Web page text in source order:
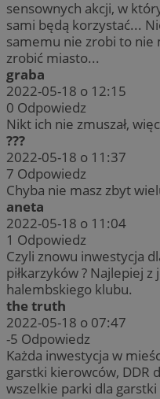
sensownych akcji, w
sami będą korzystać...
samemu nie zrobi to nie
zrobić miasto...
graba
2022-05-18 o 12:15
0 Odpowiedz
Nikt ich nie zmuszał,
???
2022-05-18 o 11:37
7 Odpowiedz
Chyba nie masz zbyt
aneta
2022-05-18 o 11:04
1 Odpowiedz
Czyli znowu inwestycja
piłkarzyków ? Najlepiej z
halembskiego klubu.
the truth
2022-05-18 o 07:47
-5 Odpowiedz
Każda inwestycja w
garstki kierowców, DDR
wszelkie parki dla